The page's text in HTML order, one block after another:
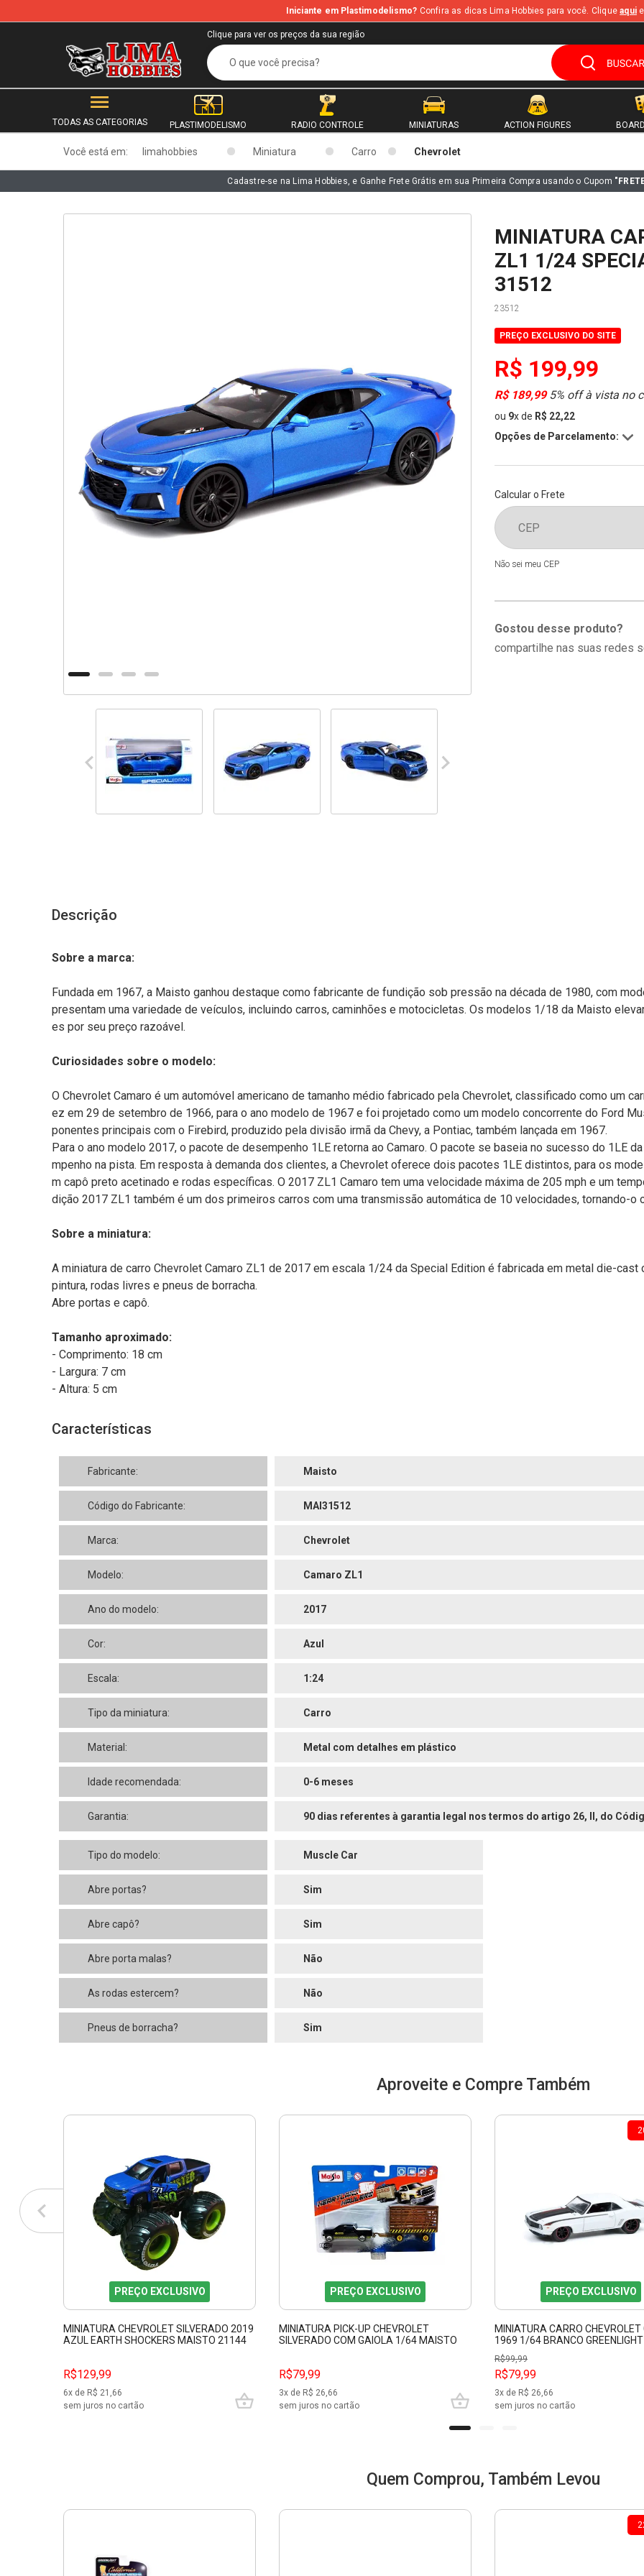
b
Iniciante em Plastimodelismo? Confira as dicas Lima Hobbies para você. Cliqueaqui
Clique para ver os preços da sua região
TODAS AS CATEGORIAS PLASTIMODELISMO RADIO CONTROLE MINIATURAS ACTION FIGURES
Você está em: limahobbies Miniatura Carro Chevrolet
Cadastre-se na Lima Hobbies, e Ganhe Frete Grátis em sua Primeira Compra usando o Cupom
MINIATURA
ZL1 1/24
31512
23512
PREÇO EXCLUSIVO DO SITE
R$ 199,99
R$ 189,995% off à vista no
ou 9xde R$ 22,22
Opções de Parcelamento:
Calcular o Frete
Não sei meu CEP
Gostou desse produto?
compartilhe nas suas redes
Descrição
Sobre a marca:
Fundada em 1967, a Maisto ganhou destaque como fabricante de fundição sob pressão na década de 1980, com
presentam uma variedade de veículos, incluindo carros, caminhões e motocicletas. Os modelos 1/18 da Maisto
es por seu preço razoável.
Curiosidades sobre o modelo:
O Chevrolet Camaro é um automóvel americano de tamanho médio fabricado pela Chevrolet, classificado como um
ez em 29 de setembro de 1966, para o ano modelo de 1967 e foi projetado como um modelo concorrente do Ford
ponentes principais com o Firebird, produzido pela divisão irmã da Chevy, a Pontiac, também lançada em 1967.
Para o ano modelo 2017, o pacote de desempenho 1LE retorna ao Camaro. O pacote se baseia no sucesso do 1LE
mpenho na pista. Em resposta à demanda dos clientes, a Chevrolet oferece dois pacotes 1LE distintos, para os
m capô preto acetinado e rodas específicas. O 2017 ZL1 Camaro tem uma velocidade máxima de 205 mph e um
dição 2017 ZL1 também é um dos primeiros carros com uma transmissão automática de 10 velocidades, tornando-o
Sobre a miniatura:
A miniatura de carro Chevrolet Camaro ZL1 de 2017 em escala 1/24 da Special Edition é fabricada em metal die-
pintura, rodas livres e pneus de borracha.
Abre portas e capô.
Tamanho aproximado:
- Comprimento: 18 cm
- Largura: 7 cm
- Altura: 5 cm
Características
Fabricante: Maisto
Código do Fabricante: MAI31512
Marca: Chevrolet
Modelo: Camaro ZL1
Ano do modelo: 2017
Cor: Azul
Escala: 1:24
Tipo da miniatura: Carro
Material: Metal com detalhes em plástico
Idade recomendada: 0-6 meses
Garantia: 90 dias referentes à garantia legal nos termos do artigo 26, II, do
Tipo do modelo: Muscle Car
Abre portas? Sim
Abre capô? Sim
Abre porta malas? Não
As rodas estercem? Não
Pneus de borracha? Sim
Aproveite e Compre Também
PREÇO EXCLUSIVO
MINIATURA CHEVROLET SILVERADO 2019
AZUL EARTH SHOCKERS MAISTO 21144
R$129,99
6x de R$ 21,66
sem juros no cartão
PREÇO EXCLUSIVO
MINIATURA PICK-UP CHEVROLET
SILVERADO COM GAIOLA 1/64 MAISTO
R$79,99
3x de R$ 26,66
sem juros no cartão
PREÇO EXCLUSIVO
MINIATURA CARRO
1969 1/64 BRANCO GREENLIGHT
GRE39070
R$99,99
R$79,99
3x de R$ 26,66
sem juros no cartão
Quem Comprou, Também Levou